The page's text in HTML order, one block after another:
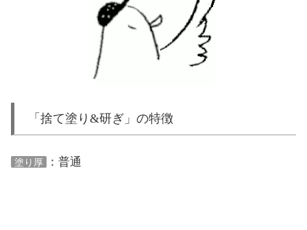
「捨て塗り&研ぎ」の特徴
塗り厚 ：普通